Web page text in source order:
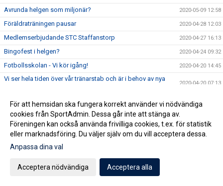
Avrunda helgen som miljonär? 2020-05-09 12:58
Föräldraträningen pausar 2020-04-28 12:03
Medlemserbjudande STC Staffanstorp 2020-04-27 16:13
Bingofest i helgen? 2020-04-24 09:32
Fotbollsskolan - Vi kör igång! 2020-04-20 14:45
Vi ser hela tiden över vår tränarstab och är i behov av nya
2020-04-20 07:13
Köp Bingolotter & Sverigelotter så stödjer du Staffanstorp
United!
2020-04-17 06:15
Tjejcupen 2020 är tyvärr inställd! 2020-04-16 16:24
Virtuellt inträde 2020 2020-04-16 12:01
NYHET! Digitala Bingolotter!
Kansliet Påskstängt
Uppdatering gällande träningar och träningsmatcher
För att hemsidan ska fungera korrekt använder vi nödvändiga
cookies från SportAdmin. Dessa går inte att stänga av.
Föreningen kan också använda frivilliga cookies, t.ex. för statistik
eller marknadsföring. Du väljer själv om du vill acceptera dessa.
Anpassa dina val
Acceptera nödvändiga Acceptera alla